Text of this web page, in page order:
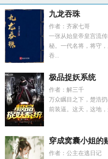
九龙吞珠
作者：齐家七哥
一张从始皇帝皇宫流
秘。一代名将，将守
吞...
极品捉妖系统
作者：解三千
万众瞩目之下，楚浩
前装逼。这天，这地
穿成窝囊小姐的
作者：公主在逃日记